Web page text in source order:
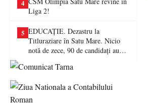
4
Liga 2!
5 EDUCAȚIE. Dezastru la
Titluraziare în Satu Mare. Nicio
notă de zece, 90 de candidați au